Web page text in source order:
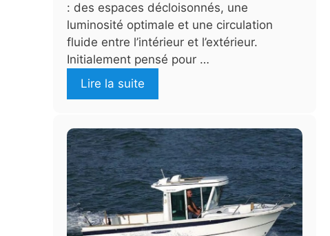
: des espaces décloisonnés, une
luminosité optimale et une circulation
fluide entre l’intérieur et l’extérieur.
Initialement pensé pour …
Lire la suite